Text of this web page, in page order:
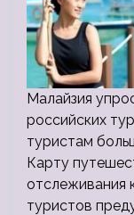
Малайзия
российских
туристам
Карту
отслеживания
туристов